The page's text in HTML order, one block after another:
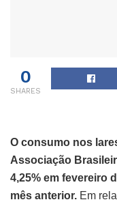
0
SHARES
O consumo nos
Associação
4,25% em fevereiro
mês anterior. Em